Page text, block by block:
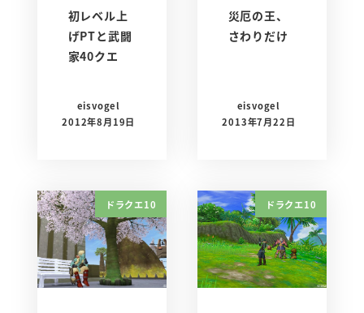
初レベル上
げPTと武闘
家40クエ
eisvogel
2012年8月19日
災厄の王、
さわりだけ
eisvogel
2013年7月22日
ドラクエ10 ドラクエ10